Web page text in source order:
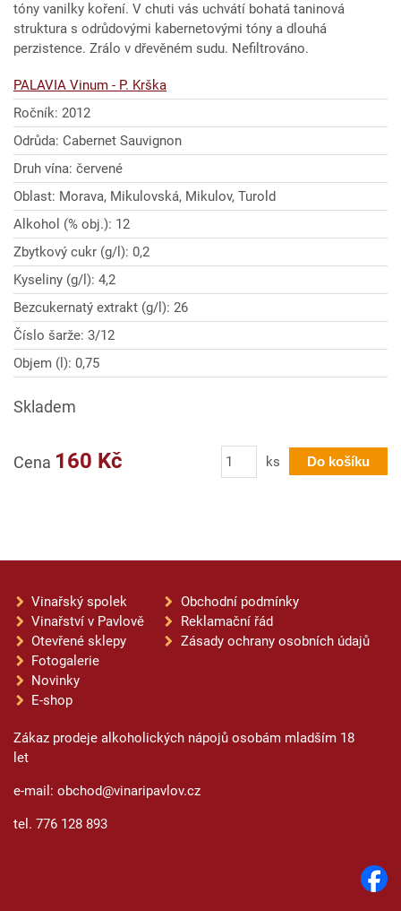
tóny vanilky koření. V chuti vás uchvátí bohatá taninová
struktura s odrůdovými kabernetovými tóny a dlouhá
perzistence. Zrálo v dřevěném sudu. Nefiltrováno.
PALAVIA Vinum - P. Krška
Ročník: 2012
Odrůda: Cabernet Sauvignon
Druh vína: červené
Oblast: Morava, Mikulovská, Mikulov, Turold
Alkohol (% obj.): 12
Zbytkový cukr (g/l): 0,2
Kyseliny (g/l): 4,2
Bezcukernatý extrakt (g/l): 26
Číslo šarže: 3/12
Objem (l): 0,75
Skladem
Cena 160 Kč Počet ks Do košíku
Vinařský spolek
Vinařství v Pavlově
Otevřené sklepy
Fotogalerie
Novinky
E-shop
Obchodní podmínky
Reklamační řád
Zásady ochrany osobních údajů
Zákaz prodeje alkoholických nápojů osobám mladším 18
let
e-mail: obchod@vinaripavlov.cz
tel. 776 128 893